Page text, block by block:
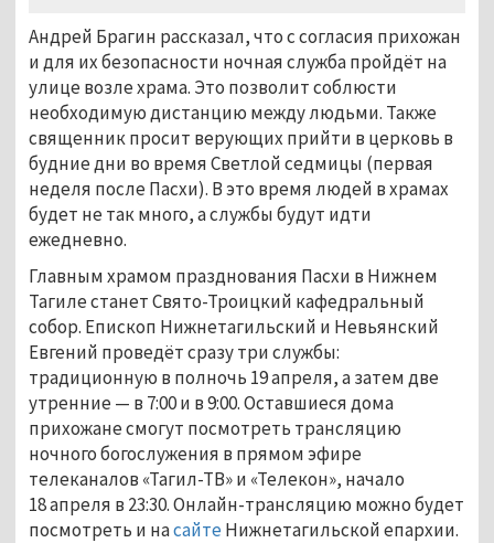
Андрей Брагин рассказал, что с согласия прихожан
и для их безопасности ночная служба пройдёт на
улице возле храма. Это позволит соблюсти
необходимую дистанцию между людьми. Также
священник просит верующих прийти в церковь в
будние дни во время Светлой седмицы (первая
неделя после Пасхи). В это время людей в храмах
будет не так много, а службы будут идти
ежедневно.
Главным храмом празднования Пасхи в Нижнем
Тагиле станет Свято-Троицкий кафедральный
собор. Епископ Нижнетагильский и Невьянский
Евгений проведёт сразу три службы:
традиционную в полночь 19 апреля, а затем две
утренние — в 7:00 и в 9:00. Оставшиеся дома
прихожане смогут посмотреть трансляцию
ночного богослужения в прямом эфире
телеканалов «Тагил-ТВ» и «Телекон», начало
18 апреля в 23:30. Онлайн-трансляцию можно будет
посмотреть и насайте Нижнетагильской епархии.